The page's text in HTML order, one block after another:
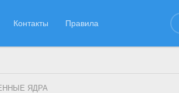
Контакты Правила
ЯДРА